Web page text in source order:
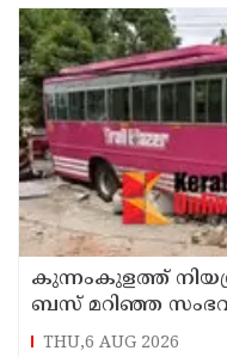
കുന്നംകുളത്ത്
ബസ് മറിഞ്ഞ
എട്ടുപേർക്ക് പരിക്ക്
THU,6 AUG 2026